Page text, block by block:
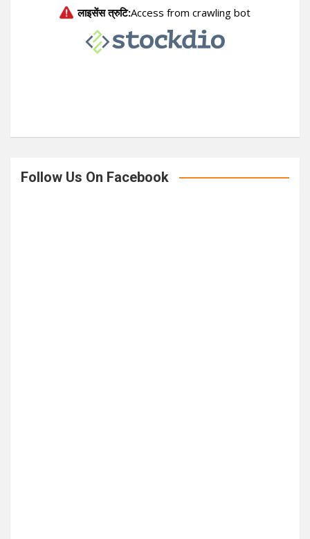
Follow Us On Facebook